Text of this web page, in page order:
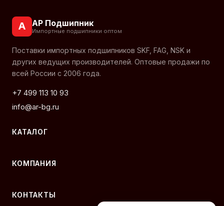
А АР Подшипник
Импортные подшипники оптом
Поставки импортных подшипников SKF, FAG, NSK и
других ведущих производителей. Оптовые продажи по
всей России с 2006 года.
+7 499 113 10 93
info@ar-bg.ru
КАТАЛОГ
КОМПАНИЯ
КОНТАКТЫ